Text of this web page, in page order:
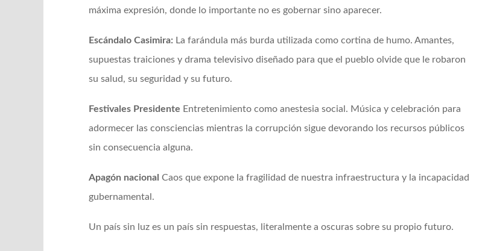
máxima expresión, donde lo importante no es gobernar sino aparecer.
Escándalo Casimira: La farándula más burda utilizada como cortina de humo. Amantes,
supuestas traiciones y drama televisivo diseñado para que el pueblo olvide que le robaron
su salud, su seguridad y su futuro.
Festivales Presidente Entretenimiento como anestesia social. Música y celebración para
adormecer las consciencias mientras la corrupción sigue devorando los recursos públicos
sin consecuencia alguna.
Apagón nacional Caos que expone la fragilidad de nuestra infraestructura y la incapacidad
gubernamental.
Un país sin luz es un país sin respuestas, literalmente a oscuras sobre su propio futuro.